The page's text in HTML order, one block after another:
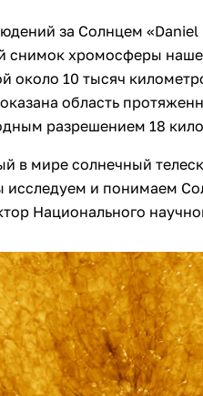
за Солнцем
снимок хромосферы
около 10 тысяч
область
разрешением 18
в мире солнечный
исследуем и понимаем
Национального